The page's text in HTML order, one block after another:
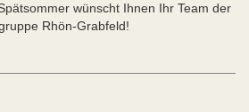
wünscht Ihnen Ihr Team der
Rhön-Grabfeld!